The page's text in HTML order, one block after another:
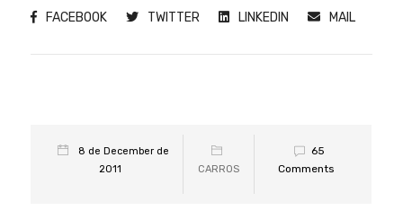
FACEBOOK TWITTER LINKEDIN MAIL
8 de December de
2011
CARROS
65
Comments